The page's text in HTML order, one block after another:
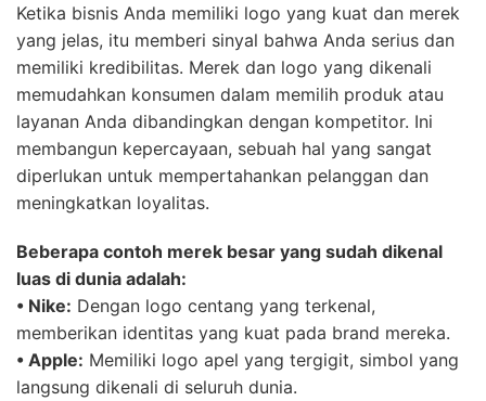
Ketika bisnis Anda memiliki logo yang kuat dan merek
yang jelas, itu memberi sinyal bahwa Anda serius dan
memiliki kredibilitas. Merek dan logo yang dikenali
memudahkan konsumen dalam memilih produk atau
layanan Anda dibandingkan dengan kompetitor. Ini
membangun kepercayaan, sebuah hal yang sangat
diperlukan untuk mempertahankan pelanggan dan
meningkatkan loyalitas.
Beberapa contoh merek besar yang sudah dikenal
luas di dunia adalah:
• Nike: Dengan logo centang yang terkenal,
memberikan identitas yang kuat pada brand mereka.
• Apple: Memiliki logo apel yang tergigit, simbol yang
langsung dikenali di seluruh dunia.